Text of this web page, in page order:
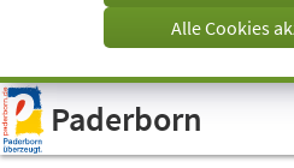
Visuelle
Assistenzsoftware
öffnen.
Alle Cookies
Paderborn